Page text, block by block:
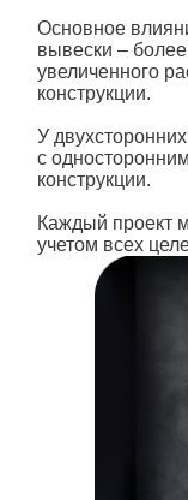
Основное
вывески –
увеличенного
конструкции.
У
с
конструкции.
Каждый проект
учетом всех